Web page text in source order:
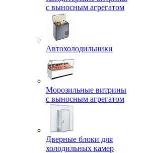
с выносным агрегатом
Автохолодильники
Морозильные витрины
с выносным агрегатом
Дверные блоки для
холодильных камер